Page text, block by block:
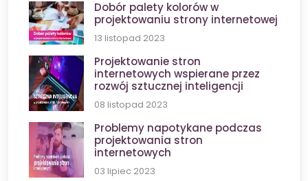
Dobór palety kolorów w
projektowaniu strony internetowej
13 listopad 2023
Projektowanie stron
internetowych wspierane przez
rozwój sztucznej inteligencji
08 listopad 2023
Problemy napotykane podczas
projektowania stron
internetowych
03 lipiec 2023